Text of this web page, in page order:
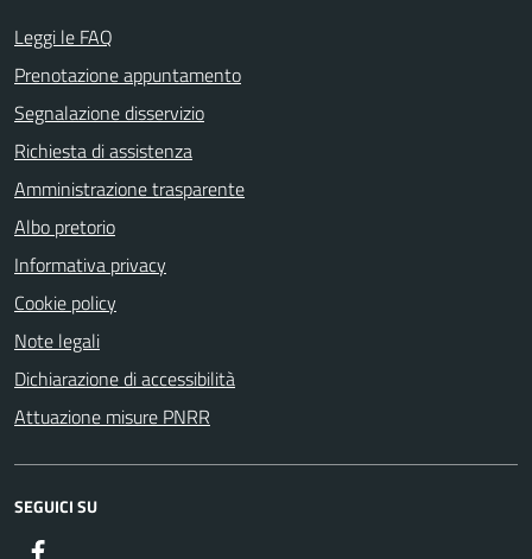
Leggi le FAQ
Prenotazione appuntamento
Segnalazione disservizio
Richiesta di assistenza
Amministrazione trasparente
Albo pretorio
Informativa privacy
Cookie policy
Note legali
Dichiarazione di accessibilità
Attuazione misure PNRR
SEGUICI SU